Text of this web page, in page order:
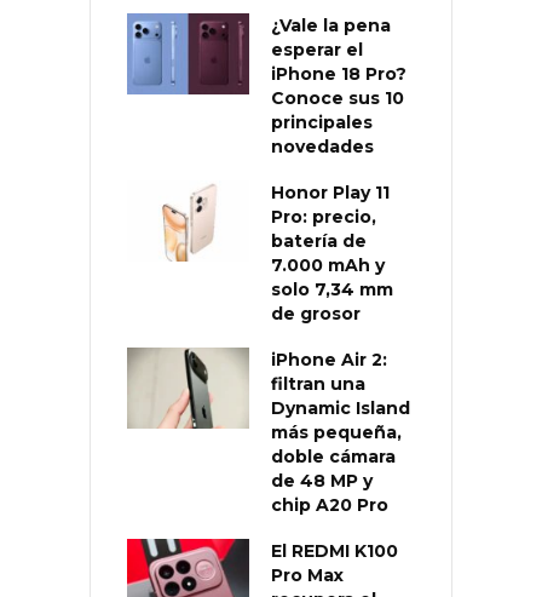
¿Vale la pena
esperar el
iPhone 18 Pro?
Conoce sus 10
principales
novedades
Honor Play 11
Pro: precio,
batería de
7.000 mAh y
solo 7,34 mm
de grosor
iPhone Air 2:
filtran una
Dynamic Island
más pequeña,
doble cámara
de 48 MP y
chip A20 Pro
El REDMI K100
Pro Max